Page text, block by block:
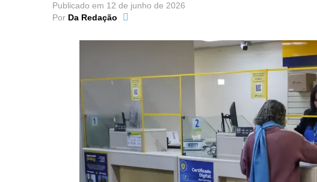
Publicado em 12 de junho de 2026
Por Da Redação